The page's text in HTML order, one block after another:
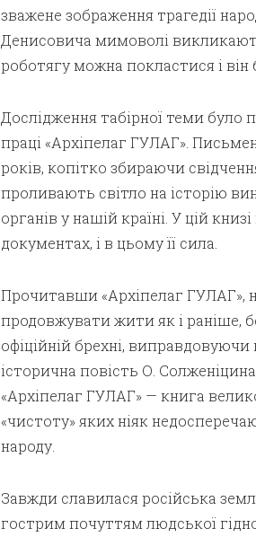
зважене зображення трагедії
Денисовича мимоволі
роботягу можна покластися і
Дослідження табірної теми
праці «Архіпелаг ГУЛАГ».
років, копітко збираючи
проливають світло на історію
органів у нашій країні. У цій
документах, і в цьому її сила.
Прочитавши «Архіпелаг
продовжувати жити як і раніше,
офіційній брехні,
історична повість О.
«Архіпелаг ГУЛАГ» — книга
«чистоту» яких ніяк
народу.
Завжди славилася російська
гострим почуттям людської